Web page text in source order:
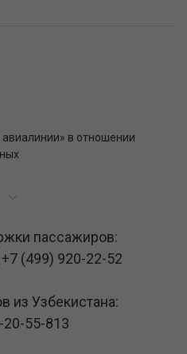
в отношении
пассажиров:
+7 (499) 920-22-52
из Узбекистана:
20-55-813